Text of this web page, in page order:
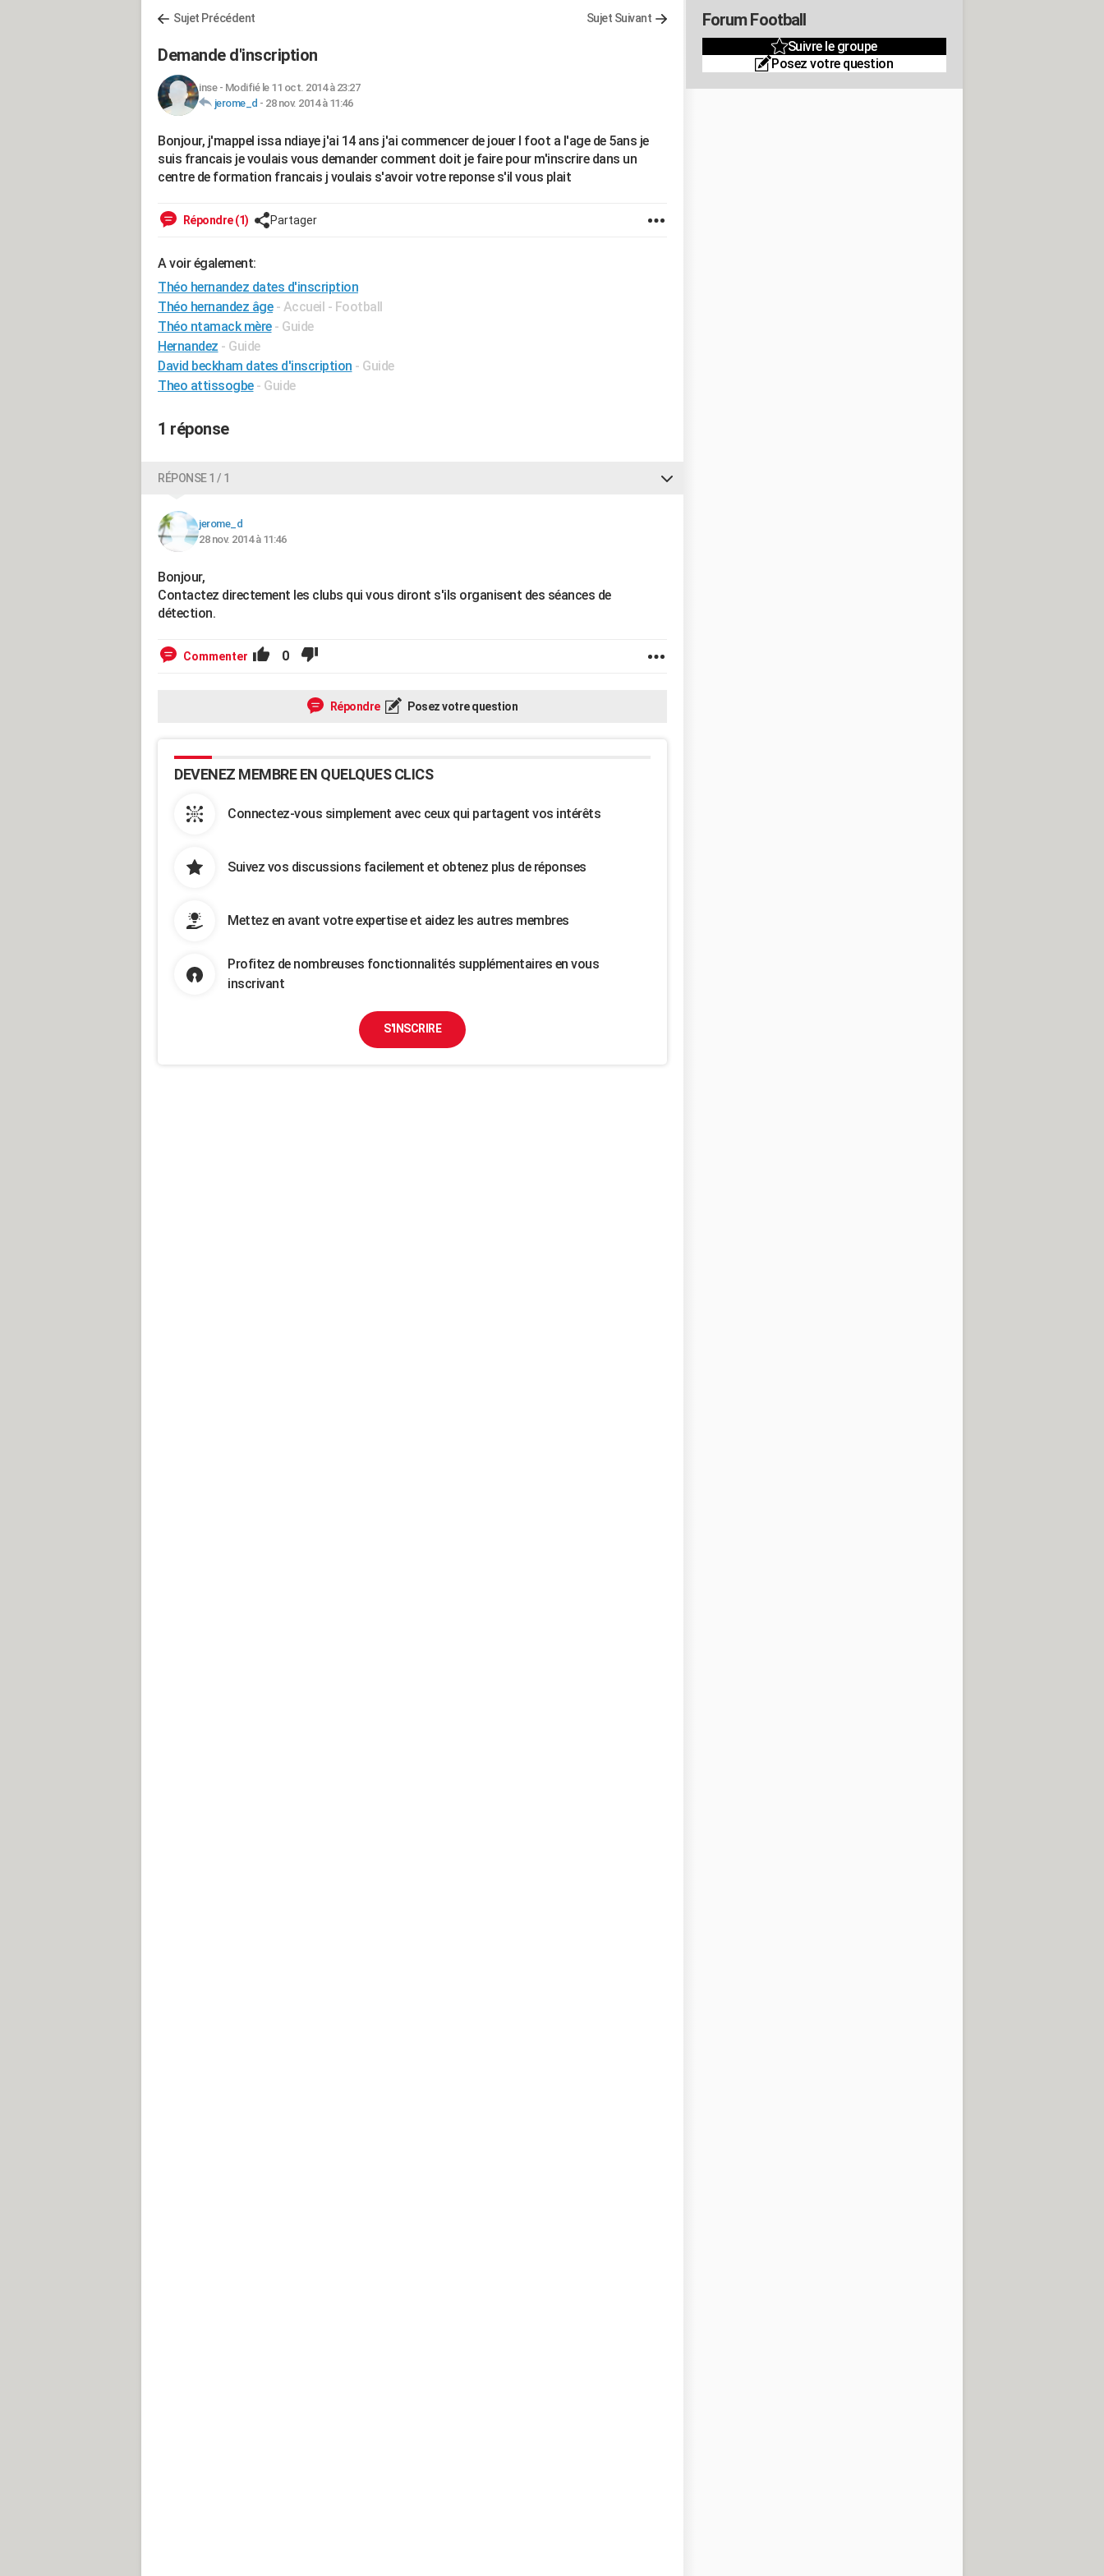
Sujet Précédent Sujet Suivant
Demande d'inscription
inse- Modifié le 11 oct. 2014 à 23:27
jerome_d - 28 nov. 2014 à 11:46
Bonjour, j'mappel issa ndiaye j'ai 14 ans j'ai commencer de jouer l foot a l'age de 5ans je
suis francais je voulais vous demander comment doit je faire pour m'inscrire dans un
centre de formation francais j voulais s'avoir votre reponse s'il vous plait
Répondre (1) Partager
A voir également:
Théo hernandez dates d'inscription
Théo hernandez âge - Accueil - Football
Théo ntamack mère - Guide
Hernandez - Guide
David beckham dates d'inscription - Guide
Theo attissogbe - Guide
1 réponse
RÉPONSE 1 / 1
jerome_d
28 nov. 2014 à 11:46
Bonjour,
Contactez directement les clubs qui vous diront s'ils organisent des séances de
détection.
Commenter 0
Répondre Posez votre question
DEVENEZ MEMBRE EN QUELQUES CLICS
Connectez-vous simplement avec ceux qui partagent vos intérêts
Suivez vos discussions facilement et obtenez plus de réponses
Mettez en avant votre expertise et aidez les autres membres
Profitez de nombreuses fonctionnalités supplémentaires en vous
inscrivant
S'INSCRIRE
Forum Football
Suivre le groupe
Posez votre question